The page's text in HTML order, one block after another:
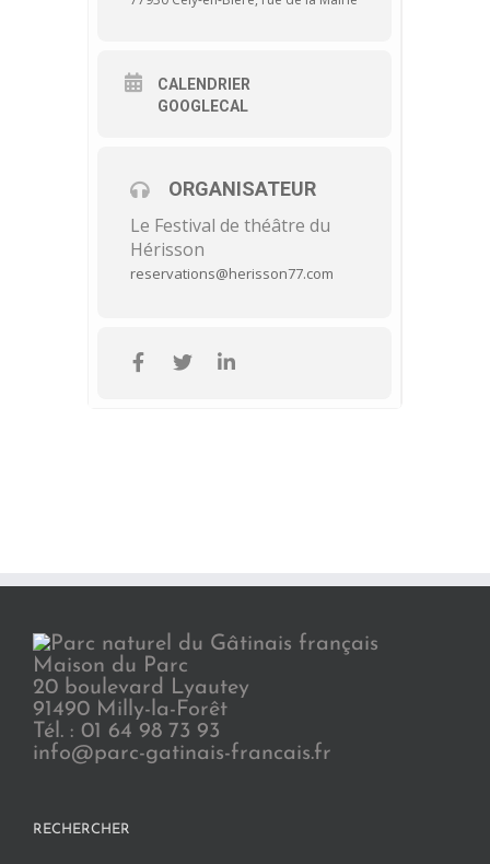
CALENDRIER
GOOGLECAL
ORGANISATEUR
Le Festival de théâtre du
Hérisson
reservations@herisson77.com
Maison du Parc
20 boulevard Lyautey
91490 Milly-la-Forêt
Tél. : 01 64 98 73 93
info@parc-gatinais-francais.fr
RECHERCHER